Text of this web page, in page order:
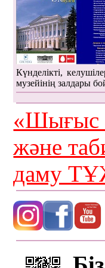
Күнделікті,
музейінің залдары
«Шығыс
және
даму